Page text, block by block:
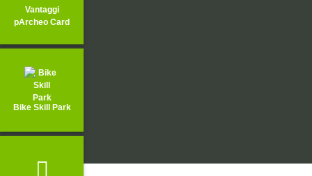
Vantaggi
pArcheo Card
Bike Skill Park